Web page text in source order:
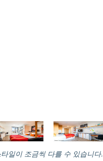
일이 조금씩 다를 수 있습니다.